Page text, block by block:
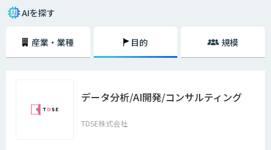
AIを探す
産業・業種 目的 規模
データ分析/AI開発/コンサルティング
TDSE株式会社